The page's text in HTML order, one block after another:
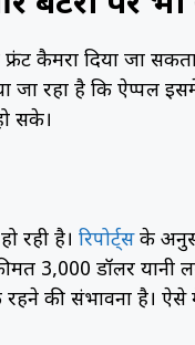
कैमरा दिया जा
जा रहा है कि ऐप्पल
सके।
रही है। रिपोर्ट्सके
3,000 डॉलर
संभावना है। ऐसे में